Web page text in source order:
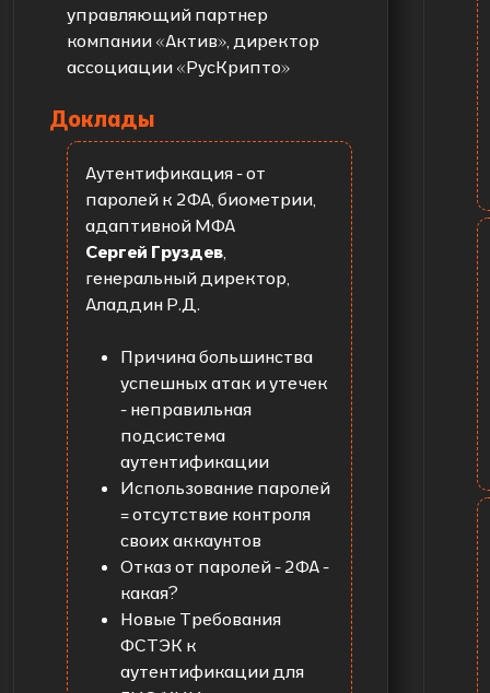
управляющий партнер
компании «Актив», директор
ассоциации «РусКрипто»
Доклады
Аутентификация - от
паролей к 2ФА, биометрии,
адаптивной МФА
Сергей Груздев,
генеральный директор,
Аладдин Р.Д.
Причина большинства
успешных атак и утечек
- неправильная
подсистема
аутентификации
Использование паролей
= отсутствие контроля
своих аккаунтов
Отказ от паролей - 2ФА -
какая?
Новые Требования
ФСТЭК к
аутентификации для